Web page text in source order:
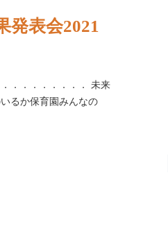
発表会2021
．．．．．．．． 未来
るか保育園みんなの